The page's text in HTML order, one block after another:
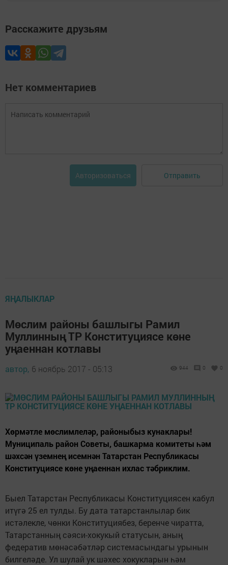
Расскажите друзьям
Нет комментариев
Авторизоваться Отправить
ЯҢАЛЫКЛАР
Мөслим районы башлыгы Рамил
Муллинның ТР Конституциясе көне
уңаеннан котлавы
автор, 6 ноябрь 2017 - 05:13 944 0 0
Хөрмәтле мөслимлеләр, районыбыз кунаклары!
Муниципаль район Советы, башкарма комитеты һәм
шәхсән үземнең исемнән Татарстан Республикасы
Конституциясе көне уңаеннан ихлас тәбриклим.
Быел Татарстан Республикасы Конституциясен кабул
итүгә 25 ел тулды. Бу дата татарстанлылар бик
истәлекле, чөнки Конституциябез, беренче чиратта,
Татарстанның сәяси-хокукый статусын, аның
федератив мөнәсәбәтләр системасындагы урынын
билгеләде. Ул шулай ук шәхес хокукларын һәм